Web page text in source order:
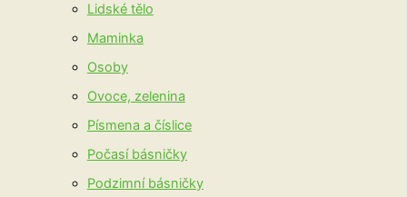
Lidské tělo
Maminka
Osoby
Ovoce, zelenina
Písmena a číslice
Počasí básničky
Podzimní básničky